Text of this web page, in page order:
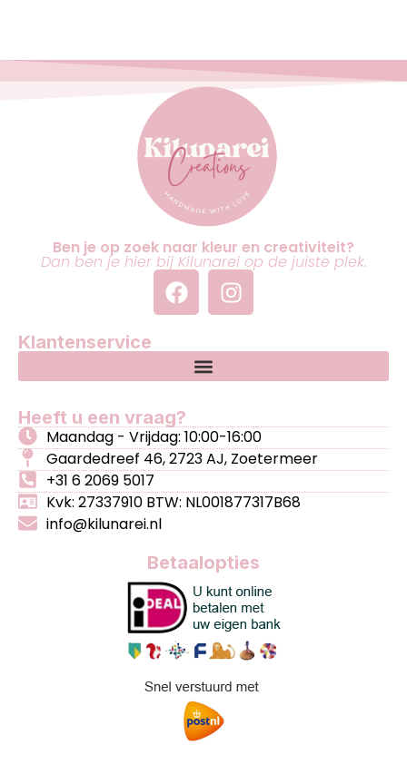
Ben je op zoek naar kleur en creativiteit?
Dan ben je hier bij Kilunarei op de juiste plek.
Klantenservice
Heeft u een vraag?
Maandag - Vrijdag: 10:00-16:00
Gaardedreef 46, 2723 AJ, Zoetermeer
+31 6 2069 5017
Kvk: 27337910 BTW: NL001877317B68
info@kilunarei.nl
Betaalopties